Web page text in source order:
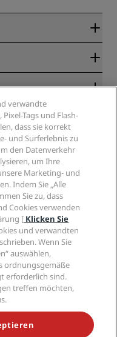
BELIEBTESTEN
verwandte
Tags und Flash-
dass sie korrekt
und Surferlebnis zu
den Datenverkehr
um Ihre
Marketing- und
Indem Sie „Alle
Sie zu, dass
Cookies verwenden
[ Klicken Sie
und verwandten
Wenn Sie
auswählen,
ordnungsgemäße
erforderlich sind.
treffen möchten,